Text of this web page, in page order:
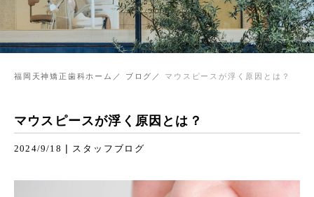
福岡天神矯正歯科ホーム ブログ マウスピースが浮く原因とは？
マウスピースが浮く原因とは？
2024/9/18 | スタッフブログ